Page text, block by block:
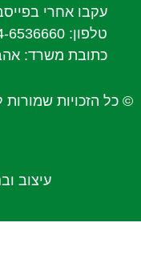
עקבו אחרי
טלפון: 054-6536660
כתובת משרד: אהבת אדם
© כל הזכויות שמורות
עיצוב